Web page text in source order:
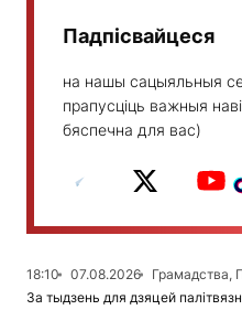
Падпісвайцеся
на нашы сацыяльныя
прапусціць важныя
бяспечна для вас)
18:10 07.08.2026
Грамадства,
За тыдзень для дзяцей